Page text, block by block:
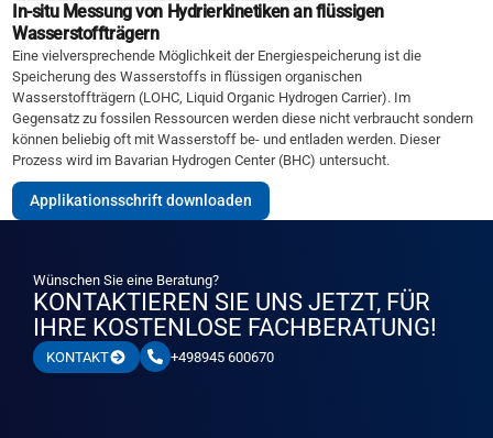
In-situ Messung von Hydrierkinetiken an flüssigen
Wasserstoffträgern
Eine vielversprechende Möglichkeit der Energiespeicherung ist die
Speicherung des Wasserstoffs in flüssigen organischen
Wasserstoffträgern (LOHC, Liquid Organic Hydrogen Carrier). Im
Gegensatz zu fossilen Ressourcen werden diese nicht verbraucht sondern
können beliebig oft mit Wasserstoff be- und entladen werden. Dieser
Prozess wird im Bavarian Hydrogen Center (BHC) untersucht.
Applikationsschrift downloaden
Wünschen Sie eine Beratung?
KONTAKTIEREN SIE UNS JETZT, FÜR
IHRE KOSTENLOSE FACHBERATUNG!
KONTAKT +498945 600670